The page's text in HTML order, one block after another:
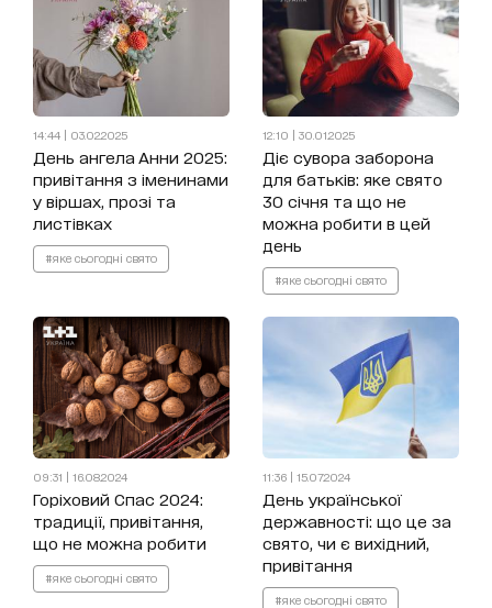
14:44 | 03.02.2025
День ангела Анни 2025:
привітання з іменинами
у віршах, прозі та
листівках
#яке сьогодні свято
12:10 | 30.01.2025
Діє сувора заборона
для батьків: яке свято
30 січня та що не
можна робити в цей
день
#яке сьогодні свято
09:31 | 16.08.2024
Горіховий Спас 2024:
традиції, привітання,
що не можна робити
#яке сьогодні свято
11:36 | 15.07.2024
День української
державності: що це за
свято, чи є вихідний,
привітання
#яке сьогодні свято